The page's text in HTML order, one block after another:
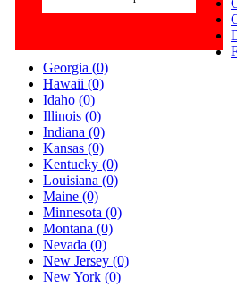
Georgia (0)
Hawaii (0)
Idaho (0)
Illinois (0)
Indiana (0)
Kansas (0)
Kentucky (0)
Louisiana (0)
Maine (0)
Minnesota (0)
Montana (0)
Nevada (0)
New Jersey (0)
New York (0)